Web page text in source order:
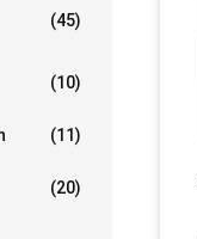
(45)
(10)
(11)
(20)